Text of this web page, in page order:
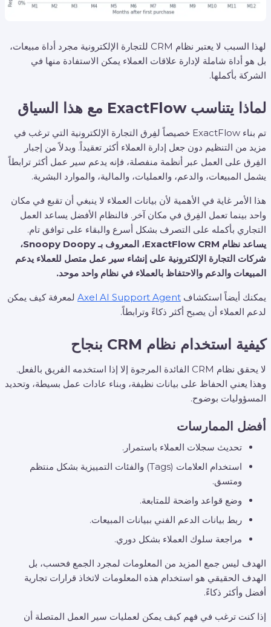
لهذا السبب لا يعتبر نظام CRM للتجارة الإلكترونية مجرد أداة مبيعات،
بل هو أداة شاملة لإدارة علاقات العملاء يمكن الاستفادة منها في
الشركة بأكملها.
لماذا يتناسب ExactFlow مع هذا السياق
تم بناء ExactFlow خصيصاً لفِرق التجارة الإلكترونية التي ترغب في
مزيد من التنظيم دون جعل إدارة العملاء أكثر تعقيداً. وبدلاً من إجبار
الفِرق على العمل عبر أنظمة منفصلة، فإنه يدعم سير عمل أكثر ترابطاً
يشمل المبيعات، والدعم، والعمليات، والمالية، والموارد البشرية.
هذا الأمر غاية في الأهمية لأن بيانات العملاء لا ينبغي أن تقبع في مكان
واحد بينما تعمل الفِرق في مكان آخر. فالنظام الأفضل يساعد العمل
التجاري بأكمله على التصرف بشكل أسرع والبقاء على توافق تام.
يساعد نظام ExactFlow CRM، المعروف بـ Snoopy Doopy،
شركات التجارة الإلكترونية على إنشاء سير عمل متصل للعملاء يدعم
المبيعات والدعم والاحتفاظ بالعملاء في نظام واحد موحد.
يمكنك أيضاً استكشاف Axel AI Support Agent لمعرفة كيف يمكن
لدعم العملاء أن يصبح أكثر ذكاءً وترابطاً.
كيفية استخدام نظام CRM بنجاح
لا يحقق نظام CRM الفائدة المرجوة إلا إذا استخدمه الفريق بالفعل.
وهذا يعني الحفاظ على بيانات نظيفة، وبناء عادات عمل بسيطة، وتحديد
المسؤوليات بوضوح.
أفضل الممارسات
تحديث سجلات العملاء باستمرار.
استخدام العلامات (Tags) والفئات التمييزية بشكل منتظم
ومتسق.
وضع قواعد واضحة للمتابعة.
ربط بيانات الدعم الفني ببيانات المبيعات.
مراجعة سلوك العملاء بشكل دوري.
الهدف ليس جمع المزيد من المعلومات لمجرد الجمع فحسب، بل
الهدف الحقيقي هو استخدام هذه المعلومات لاتخاذ قرارات تجارية
أفضل وأكثر ذكاءً.
إذا كنت ترغب في فهم كيف يمكن لعمليات سير العمل المتصلة أن